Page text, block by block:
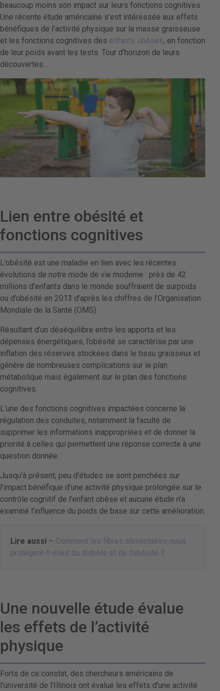
beaucoup moins son impact sur leurs fonctions cognitives.
Une récente étude américaine s’est intéressée aux effets
bénéfiques de l’activité physique sur la masse graisseuse
et les fonctions cognitives des enfants obèses, en fonction
de leur poids avant les tests. Tour d’horizon de leurs
découvertes…
Lien entre obésité et
fonctions cognitives
L’obésité est une maladie en lien avec les récentes
évolutions de notre mode de vie moderne : près de 42
millions d’enfants dans le monde souffraient de surpoids
ou d’obésité en 2013 d’après les chiffres de l’Organisation
Mondiale de la Santé (OMS).
Résultant d’un déséquilibre entre les apports et les
dépenses énergétiques, l’obésité se caractérise par une
inflation des réserves stockées dans le tissu graisseux et
génère de nombreuses complications sur le plan
métabolique mais également sur le plan des fonctions
cognitives.
L’une des fonctions cognitives impactées concerne la
régulation des conduites, notamment la faculté de
supprimer les informations inappropriées et de donner la
priorité à celles qui permettent une réponse correcte à une
question donnée.
Jusqu’à présent, peu d’études se sont penchées sur
l’impact bénéfique d’une activité physique prolongée sur le
contrôle cognitif de l’enfant obèse et aucune étude n’a
examiné l’influence du poids de base sur cette amélioration.
Lire aussi – Comment les fibres alimentaires nous
protègent-t-elles du diabète et de l’obésité ?
Une nouvelle étude évalue
les effets de l’activité
physique
Forts de ce constat, des chercheurs américains de
l’université de l’Illinois ont évalué les effets d’une activité